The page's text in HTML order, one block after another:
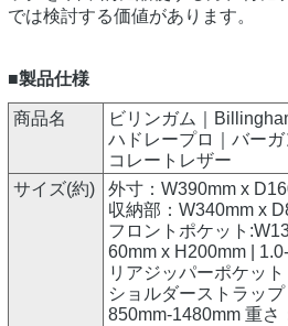
では検討する価値があります。
■製品仕様
商品名
ビリンガム｜
ハドレープロ｜バー
コレートレザー
サイズ(約)
外寸：W390mm x
収納部：W340mm x
フロントポケット
60mm x H200mm |
リアジッパーポケッ
ショルダーストラッ
850mm-1480mm 重さ